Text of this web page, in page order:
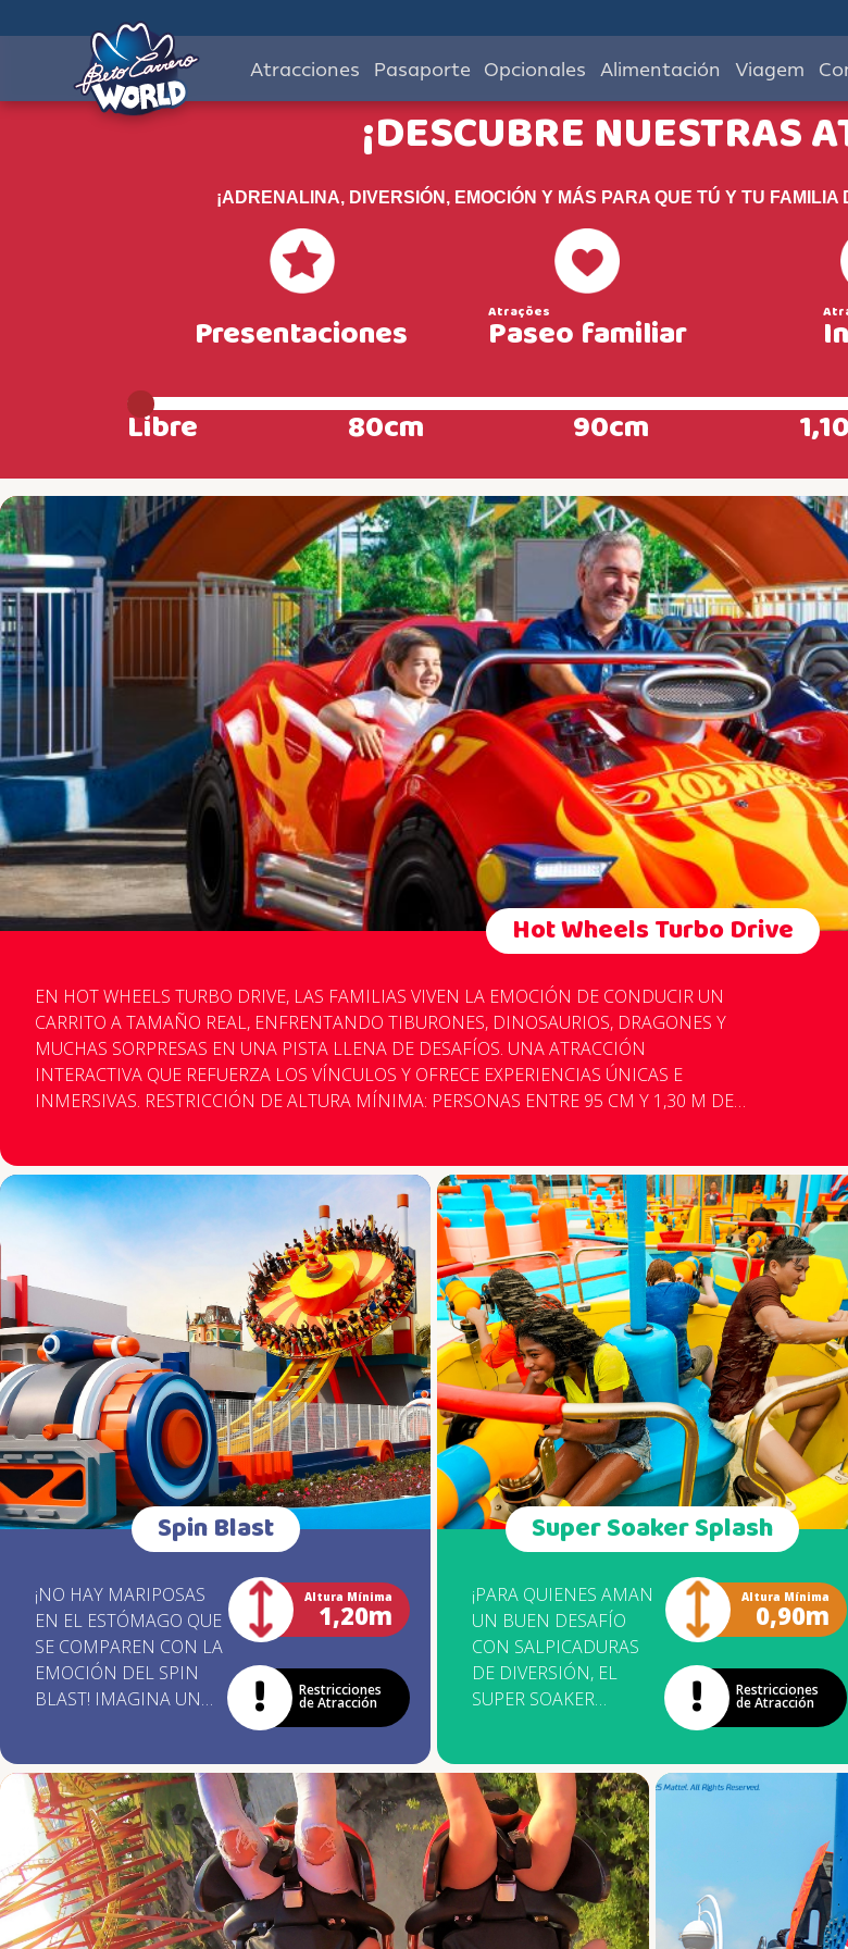
Atracciones Pasaporte Opcionales Alimentación Viagem
¡DESCUBRE NUESTRAS
¡ADRENALINA, DIVERSIÓN, EMOCIÓN Y MÁS PARA QUE TÚ Y TU
Presentaciones Paseo familiar
Livre
Libre 80cm 90cm
Hot Wheels Turbo Drive
EN HOT WHEELS TURBO DRIVE, LAS FAMILIAS VIVEN LA EMOCIÓN DE CONDUCIR UN
CARRITO A TAMAÑO REAL, ENFRENTANDO TIBURONES, DINOSAURIOS, DRAGONES Y
MUCHAS SORPRESAS EN UNA PISTA LLENA DE DESAFÍOS. UNA ATRACCIÓN
INTERACTIVA QUE REFUERZA LOS VÍNCULOS Y OFRECE EXPERIENCIAS ÚNICAS E
INMERSIVAS. RESTRICCIÓN DE ALTURA MÍNIMA: PERSONAS ENTRE 95 CM Y 1,30 M DE
RESTRICCIÓN DE EDAD MÍNIMA: NO HAY RESTRICCIONES DE EDAD, SOLO LA ALTURA
MÍNIMA PERMITIDA. RESTRICCIONES: - PERSONAS CON MIEMBROS ENYESADOS,
CIRUGÍAS O FRACTURAS RECIENTES Y PROBLEMAS DE COLUMNA. - PERSONAS CON
EPILEPSIA, CLAUSTROFOBIA, LABERINTITIS, PROBLEMAS CARDÍACOS U OTRAS
COMPLICACIONES MÉDICAS. - PERSONAS EN ESTADO DE EMBRIAGUEZ O EN MALAS
CONDICIONES FÍSICAS O PSICOLÓGICAS. - PERSONAS QUE NO PUEDAN ESTAR
CORRECTAMENTE ACOMODADAS EN EL ASIENTO DEL CARRITO, IMPIDIENDO EL
CIERRE ADECUADO DEL CINTURÓN DE SEGURIDAD (CINTURA). LA FILA DE LA
ATRACCIÓN SE CIERRA A LAS 19:00, PERO EL JUEGO CONTINÚA FUNCIONANDO HASTA
QUE EL ÚLTIMO VISITANTE DISFRUTE DE LA EXPERIENCIA.
Spin Blast
¡NO HAY MARIPOSAS
EN EL ESTÓMAGO QUE
SE COMPAREN CON LA
EMOCIÓN DEL SPIN
BLAST! IMAGINA UN
GIRANDO
FRENÉTICAMENTE
SOBRE UN RIEL CON
FORMA DE OLA.
¿ESTÁS LISTO PARA
EMBARCARTE EN UNA
AVENTURA LLENA DE
Altura Mínima
1,20m
Restricciones
de Atracción
Super Soaker Splash
¡PARA QUIENES AMAN
UN BUEN DESAFÍO
CON SALPICADURAS
DE DIVERSIÓN, EL
SUPER SOAKER
PREPÁRATE PARA
MOJARTE, PERO
CUIDADO, PORQUE
AQUÍ EL JUEGO ES EN
SERIO. DEMUESTRA TU
PUNTERÍA MIENTRAS
GIRAS SIN PARAR EN
Altura Mínima
0,90m
Restricciones
de Atracción